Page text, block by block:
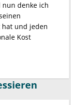
nun denke ich
und jeden
Kost